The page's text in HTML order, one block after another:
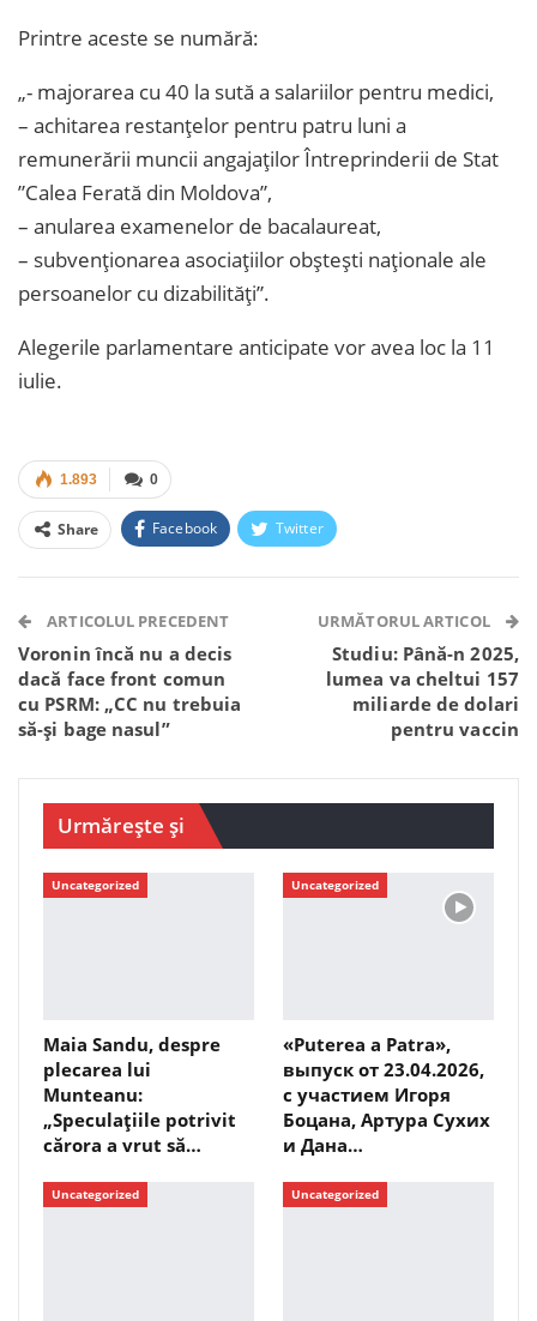
Printre aceste se numără:
„- majorarea cu 40 la sută a salariilor pentru medici,
– achitarea restanțelor pentru patru luni a
remunerării muncii angajaților Întreprinderii de Stat
”Calea Ferată din Moldova”,
– anularea examenelor de bacalaureat,
– subvenționarea asociațiilor obștești naționale ale
persoanelor cu dizabilități”.
Alegerile parlamentare anticipate vor avea loc la 11
iulie.
0
1.893
Share Facebook Twitter
Telegram WhatsApp Viber
ARTICOLUL PRECEDENT
Voronin încă nu a decis
dacă face front comun
cu PSRM: „CC nu trebuia
să-și bage nasul”
URMĂTORUL ARTICOL
Studiu: Până-n 2025,
lumea va cheltui 157
miliarde de dolari
pentru vaccin
Urmărește și
Uncategorized
Maia Sandu, despre
plecarea lui
Munteanu:
„Speculațiile potrivit
cărora a vrut să…
Uncategorized
«Puterea a Patra»,
выпуск от 23.04.2026,
с участием Игоря
Боцана, Артура Сухих
и Дана…
Uncategorized Uncategorized